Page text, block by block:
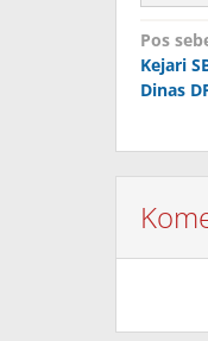
pos
Pos
Kejari
Dinas